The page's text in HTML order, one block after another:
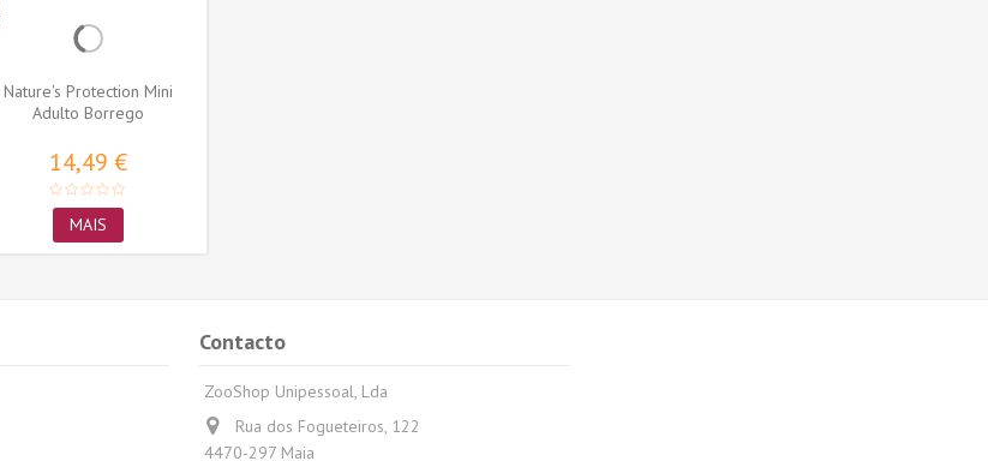
Nature's Protection Mini
Adulto Borrego
14,49 €
MAIS
Contacto
ZooShop Unipessoal, Lda
Rua dos Fogueteiros, 122
4470-297 Maia